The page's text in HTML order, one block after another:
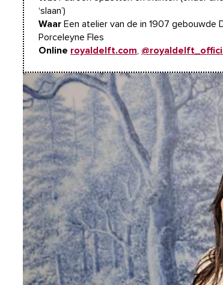
‘slaan’)
Waar Een atelier van de in 1907 gebouwde
Porceleyne Fles
Online royaldelft.com